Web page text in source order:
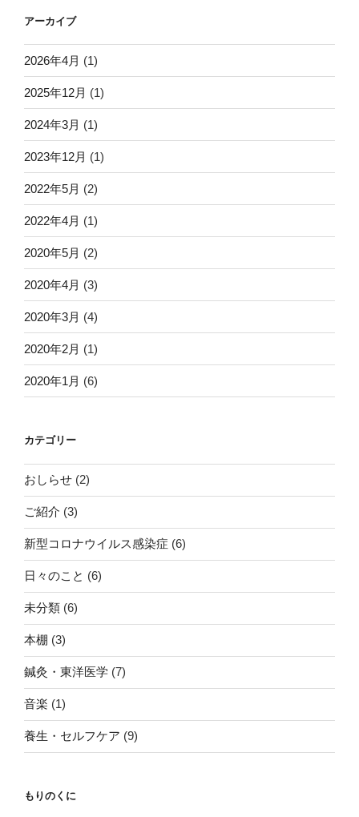
アーカイブ
2026年4月 (1)
2025年12月 (1)
2024年3月 (1)
2023年12月 (1)
2022年5月 (2)
2022年4月 (1)
2020年5月 (2)
2020年4月 (3)
2020年3月 (4)
2020年2月 (1)
2020年1月 (6)
カテゴリー
おしらせ (2)
ご紹介 (3)
新型コロナウイルス感染症 (6)
日々のこと (6)
未分類 (6)
本棚 (3)
鍼灸・東洋医学 (7)
音楽 (1)
養生・セルフケア (9)
もりのくに